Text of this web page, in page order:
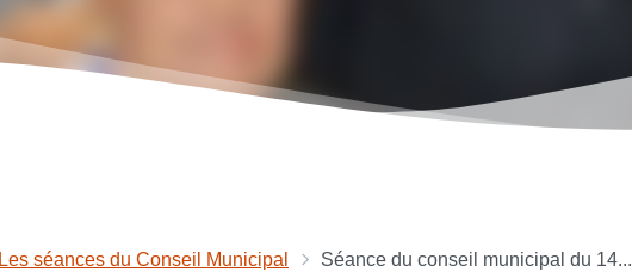
Les séances du Conseil Municipal Séance du conseil municipal du 14...